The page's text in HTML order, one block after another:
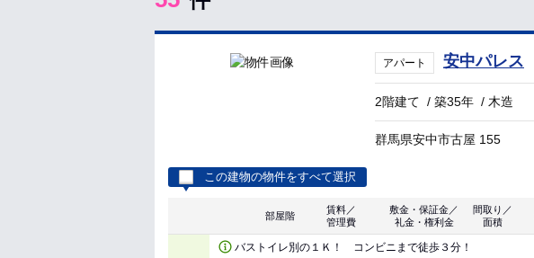
アパート 安中パレス
2階建て /築35年 / 木造
群馬県安中市古屋 155
この建物の物件をすべて選択
部屋階
賃料／
管理費
敷金・保証金／
礼金・権利金
間取り／
面積
バストイレ別の１Ｋ！ コンビニまで徒歩３分！